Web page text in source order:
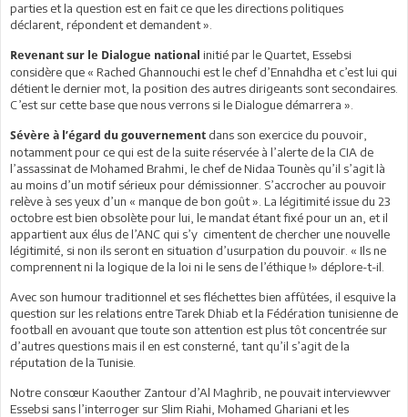
parties et la question est en fait ce que les directions politiques
déclarent, répondent et demandent ».
Revenant sur le Dialogue national initié par le Quartet, Essebsi
considère que « Rached Ghannouchi est le chef d’Ennahdha et c’est lui qui
détient le dernier mot, la position des autres dirigeants sont secondaires.
C’est sur cette base que nous verrons si le Dialogue démarrera ».
Sévère à l’égard du gouvernement dans son exercice du pouvoir,
notamment pour ce qui est de la suite réservée à l’alerte de la CIA de
l’assassinat de Mohamed Brahmi, le chef de Nidaa Tounès qu’il s’agit là
au moins d’un motif sérieux pour démissionner. S’accrocher au pouvoir
relève à ses yeux d’un « manque de bon goût ». La légitimité issue du 23
octobre est bien obsolète pour lui, le mandat étant fixé pour un an, et il
appartient aux élus de l’ANC qui s’y cimentent de chercher une nouvelle
légitimité, si non ils seront en situation d’usurpation du pouvoir. « Ils ne
comprennent ni la logique de la loi ni le sens de l’éthique !» déplore-t-il.
Avec son humour traditionnel et ses fléchettes bien affûtées, il esquive la
question sur les relations entre Tarek Dhiab et la Fédération tunisienne de
football en avouant que toute son attention est plus tôt concentrée sur
d’autres questions mais il en est consterné, tant qu’il s’agit de la
réputation de la Tunisie.
Notre consœur Kaouther Zantour d’Al Maghrib, ne pouvait interviewver
Essebsi sans l’interroger sur Slim Riahi, Mohamed Ghariani et les